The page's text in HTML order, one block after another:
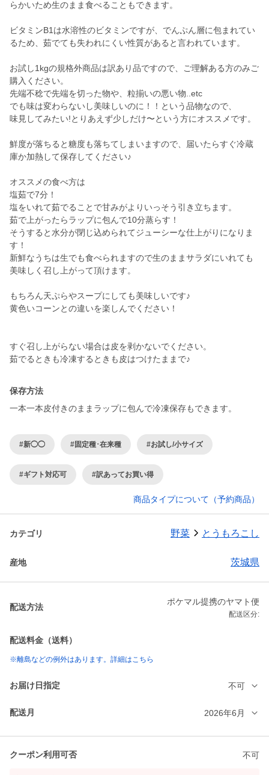
らかいため生のまま食べることもできます。
ビタミンB1は水溶性のビタミンですが、でんぷん層に包まれてい
るため、茹でても失われにくい性質があると言われています。
お試し1kgの規格外商品は訳あり品ですので、ご理解ある方のみご
購入ください。
先端不稔で先端を切った物や、粒揃いの悪い物..etc
でも味は変わらないし美味しいのに！！という品物なので、
味見してみたい!とりあえず少しだけ〜という方にオススメです。
鮮度が落ちると糖度も落ちてしまいますので、届いたらすぐ冷蔵
庫か加熱して保存してください♪
オススメの食べ方は
塩茹で7分！
塩をいれて茹でることで甘みがよりいっそう引き立ちます。
茹で上がったらラップに包んで10分蒸らす！
そうすると水分が閉じ込められてジューシーな仕上がりになりま
す！
新鮮なうちは生でも食べられますので生のままサラダにいれても
美味しく召し上がって頂けます。
もちろん天ぷらやスープにしても美味しいです♪
黄色いコーンとの違いを楽しんでください！
すぐ召し上がらない場合は皮を剥かないでください。
保存方法
一本一本皮付きのままラップに包んで冷凍保存もできます。
#新◯◯ #固定種･在来種 #お試し/小サイズ
#ギフト対応可 #訳あってお買い得
商品タイプについて（予約商品）
カテゴリ 野菜 とうもろこし
産地 茨城県
配送方法
ポケマル提携のヤマト便
配送区分:
配送料金（送料）
※離島などの例外はあります。詳細はこちら
お届け日指定 不可
配送月 2026年6月
クーポン利用可否 不可